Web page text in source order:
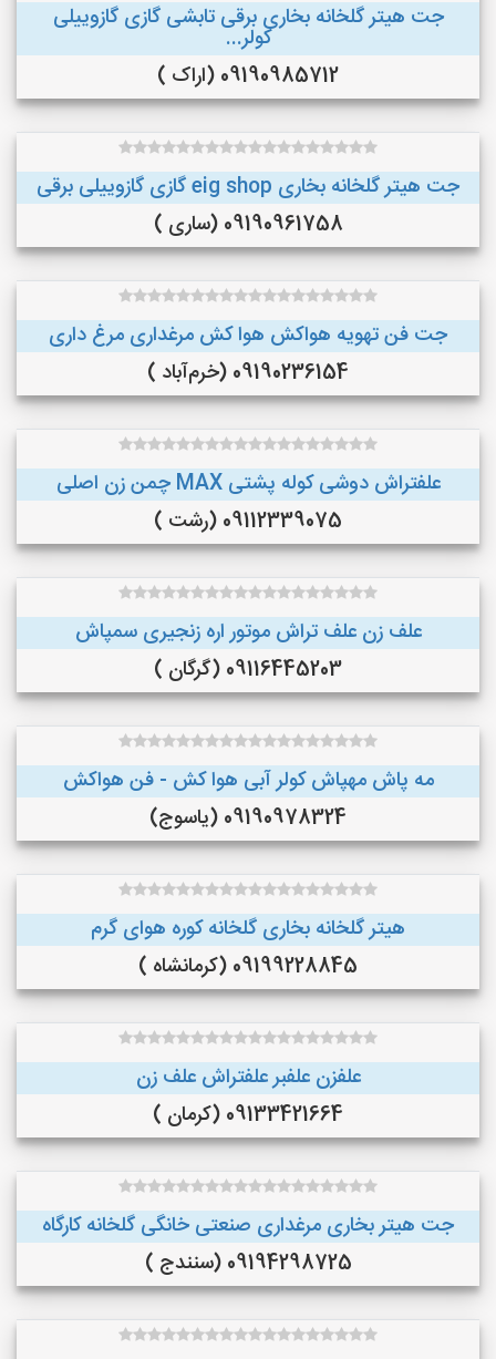
جت هیتر گلخانه بخاری برقی تابشی گازی گازوییلی
کولر...
09190985712 (اراک )
جت هیتر گلخانه بخاری eig shop گازی گازوییلی برقی
09190961758 (ساری )
جت فن تهویه هواکش هوا کش مرغداری مرغ داری
09190236154 (خرم‌آباد )
علفتراش دوشی کوله پشتی MAX چمن زن اصلی
09112339075 (رشت )
علف زن علف تراش موتور اره زنجیری سمپاش
09116445203 (گرگان )
مه پاش مهپاش کولر آبی هوا کش - فن هواکش
09190978324 (یاسوج)
هیتر گلخانه بخاری گلخانه کوره هوای گرم
09199228845 (کرمانشاه )
علفزن علفبر علفتراش علف زن
09133421664 (کرمان )
جت هیتر بخاری مرغداری صنعتی خانگی گلخانه کارگاه
09194298725 (سنندج )